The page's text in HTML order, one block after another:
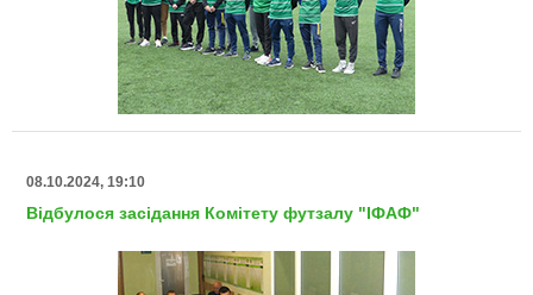
08.10.2024, 19:10
Відбулося засідання Комітету футзалу "ІФАФ"